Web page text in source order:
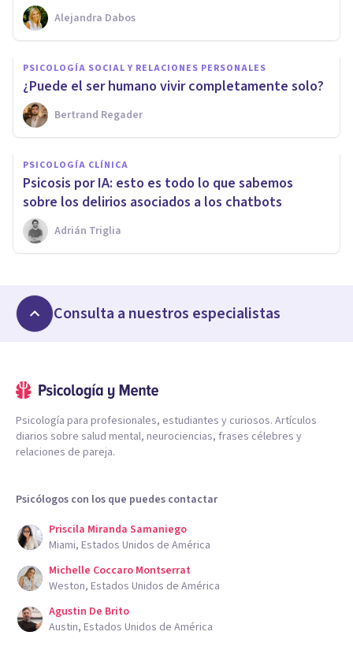
Alejandra Dabos
PSICOLOGÍA SOCIAL Y RELACIONES PERSONALES
¿Puede el ser humano vivir completamente solo?
Bertrand Regader
PSICOLOGÍA CLÍNICA
Psicosis por IA: esto es todo lo que sabemos
sobre los delirios asociados a los chatbots
Adrián Triglia
Consulta a nuestros especialistas
Psicología para profesionales, estudiantes y curiosos. Artículos
diarios sobre salud mental, neurociencias, frases célebres y
relaciones de pareja.
Psicólogos con los que puedes contactar
Priscila Miranda Samaniego
Miami, Estados Unidos de América
Michelle Coccaro Montserrat
Weston, Estados Unidos de América
Agustin De Brito
Austin, Estados Unidos de América